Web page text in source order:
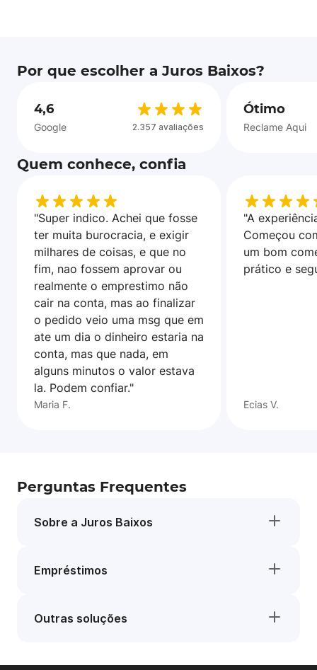
Por que escolher a Juros Baixos?
4,6
Google 2.357 avaliações
Ótimo
Reclame Aqui
Quem conhece, confia
"Super indico. Achei que fosse
ter muita burocracia, e exigir
milhares de coisas, e que no
fim, nao fossem aprovar ou
realmente o emprestimo não
cair na conta, mas ao finalizar
o pedido veio uma msg que em
ate um dia o dinheiro estaria na
conta, mas que nada, em
alguns minutos o valor estava
la. Podem confiar."
Maria F.
"A
Começou
um bom
prático e
Ecias V.
Perguntas Frequentes
Sobre a Juros Baixos
Empréstimos
Outras soluções